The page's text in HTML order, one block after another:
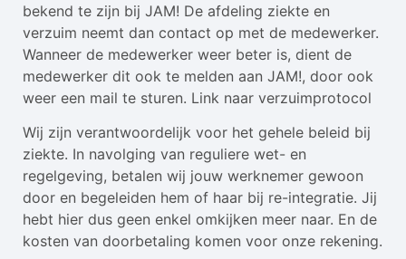
bekend te zijn bij JAM! De afdeling ziekte en
verzuim neemt dan contact op met de medewerker.
Wanneer de medewerker weer beter is, dient de
medewerker dit ook te melden aan JAM!, door ook
weer een mail te sturen. Link naar verzuimprotocol
Wij zijn verantwoordelijk voor het gehele beleid bij
ziekte. In navolging van reguliere wet- en
regelgeving, betalen wij jouw werknemer gewoon
door en begeleiden hem of haar bij re-integratie. Jij
hebt hier dus geen enkel omkijken meer naar. En de
kosten van doorbetaling komen voor onze rekening.